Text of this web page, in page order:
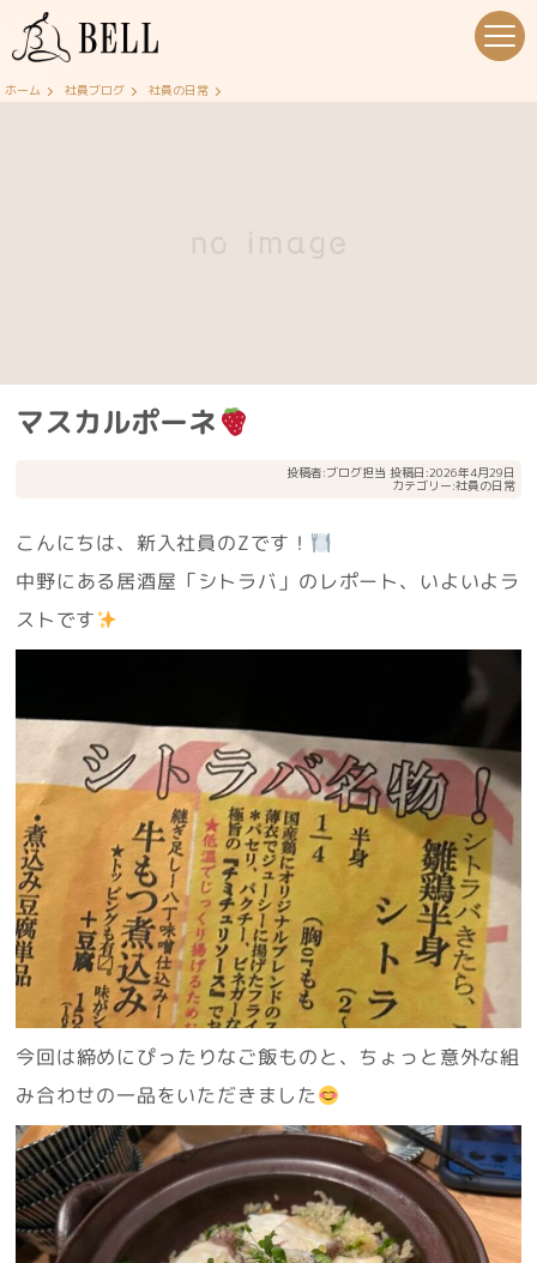
ホーム 社員ブログ 社員の日常
マスカルポーネ
投稿者:ブログ担当 投稿日:2026年4月29日
カテゴリー:社員の日常
こんにちは、新入社員のZです！
中野にある居酒屋「シトラバ」のレポート、いよいよラ
ストです
今回は締めにぴったりなご飯ものと、ちょっと意外な組
み合わせの一品をいただきました